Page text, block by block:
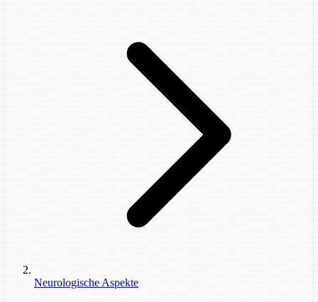
Neurologische Aspekte